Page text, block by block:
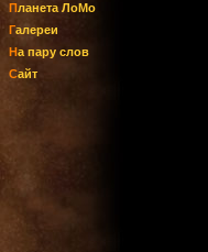
Планета ЛоМо
Галереи
На пару слов
Сайт